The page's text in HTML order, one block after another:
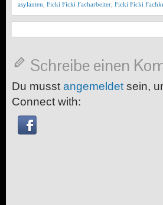
asylanten Ficki Ficki Facharbeiter Ficki Ficki
Schreibe einen
Du musst angemeldet sein,
Connect with: